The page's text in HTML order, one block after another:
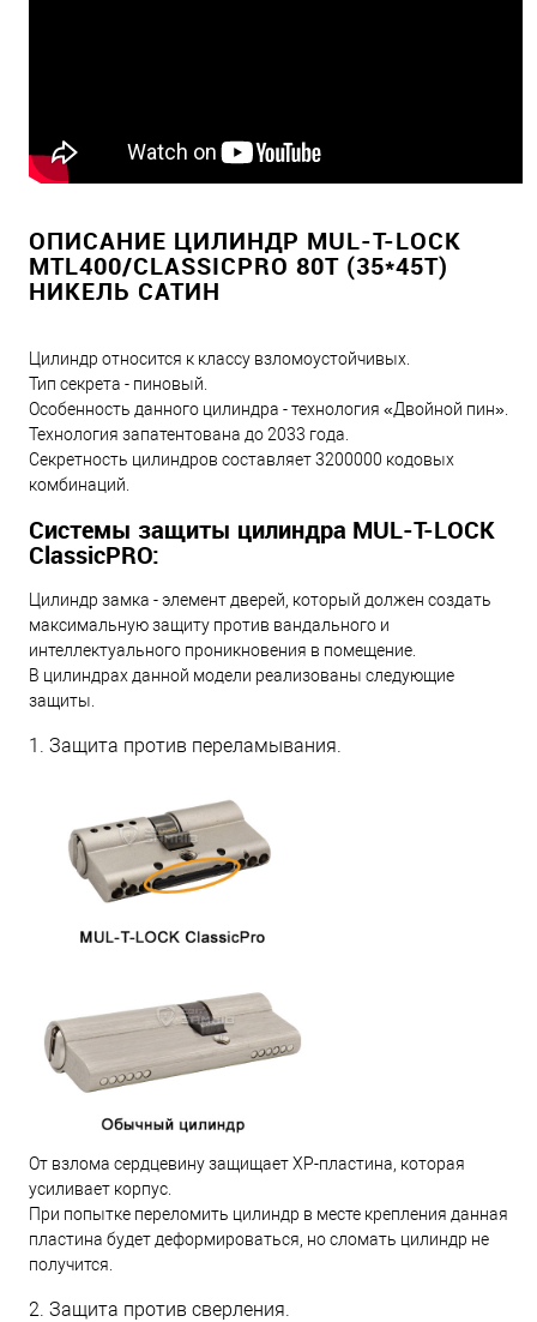
ОПИСАНИЕ ЦИЛИНДР MUL-T-LOCK
MTL400/CLASSICPRO 80T (35*45T)
НИКЕЛЬ САТИН
Цилиндр относится к классу взломоустойчивых.
Тип секрета - пиновый.
Особенность данного цилиндра - технология «Двойной пин».
Технология запатентована до 2033 года.
Секретность цилиндров составляет 3200000 кодовых
комбинаций.
Системы защиты цилиндра MUL-T-LOCK
ClassicPRO:
Цилиндр замка - элемент дверей, который должен создать
максимальную защиту против вандального и
интеллектуального проникновения в помещение.
В цилиндрах данной модели реализованы следующие
защиты.
1. Защита против переламывания.
От взлома сердцевину защищает XP-пластина, которая
усиливает корпус.
При попытке переломить цилиндр в месте крепления данная
пластина будет деформироваться, но сломать цилиндр не
получится.
2. Защита против сверления.